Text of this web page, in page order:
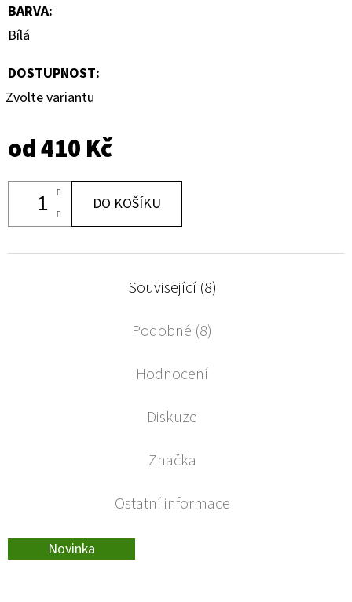
BARVA:
Bílá
DOSTUPNOST:
Zvolte variantu
od410 Kč
DO KOŠÍKU
Související (8)
Podobné (8)
Hodnocení
Diskuze
Značka
Ostatní informace
Novinka